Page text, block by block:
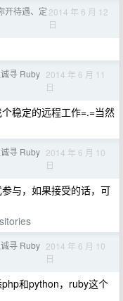
开待遇、定 2014 年 6 月 12
日
寻 Ruby 2014 年 6 月 11
日
稳定的远程工作=.=当然
寻 Ruby 2014 年 6 月 10
日
与，如果接受的话，可
寻 Ruby 2014 年 6 月 10
日
和python，ruby这个